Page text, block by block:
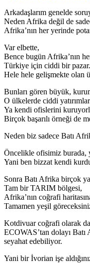
Arkadaşlarım genelde
Neden Afrika değil de
Afrika’nın her yerinde
Var elbette,
Bence bugün Afrika’nın
Türkiye için ciddi bir pazar.
Hele hele gelişmekte olan
Bunları gören büyük,
O ülkelerde ciddi
Ya kendi ofislerini
Birçok başarılı örneği de
Neden biz sadece Batı
Öncelikle ofisimiz burada,
Yani ben bizzat kendi
Sonra Batı Afrika birçok
Tam bir TARIM bölgesi,
Afrika’nın coğrafi
Tamamen yeşil
Kotdivuar coğrafi olarak da
ECOWAS’tan dolayı
seyahat edebiliyor.
Yani bir İvorian işe